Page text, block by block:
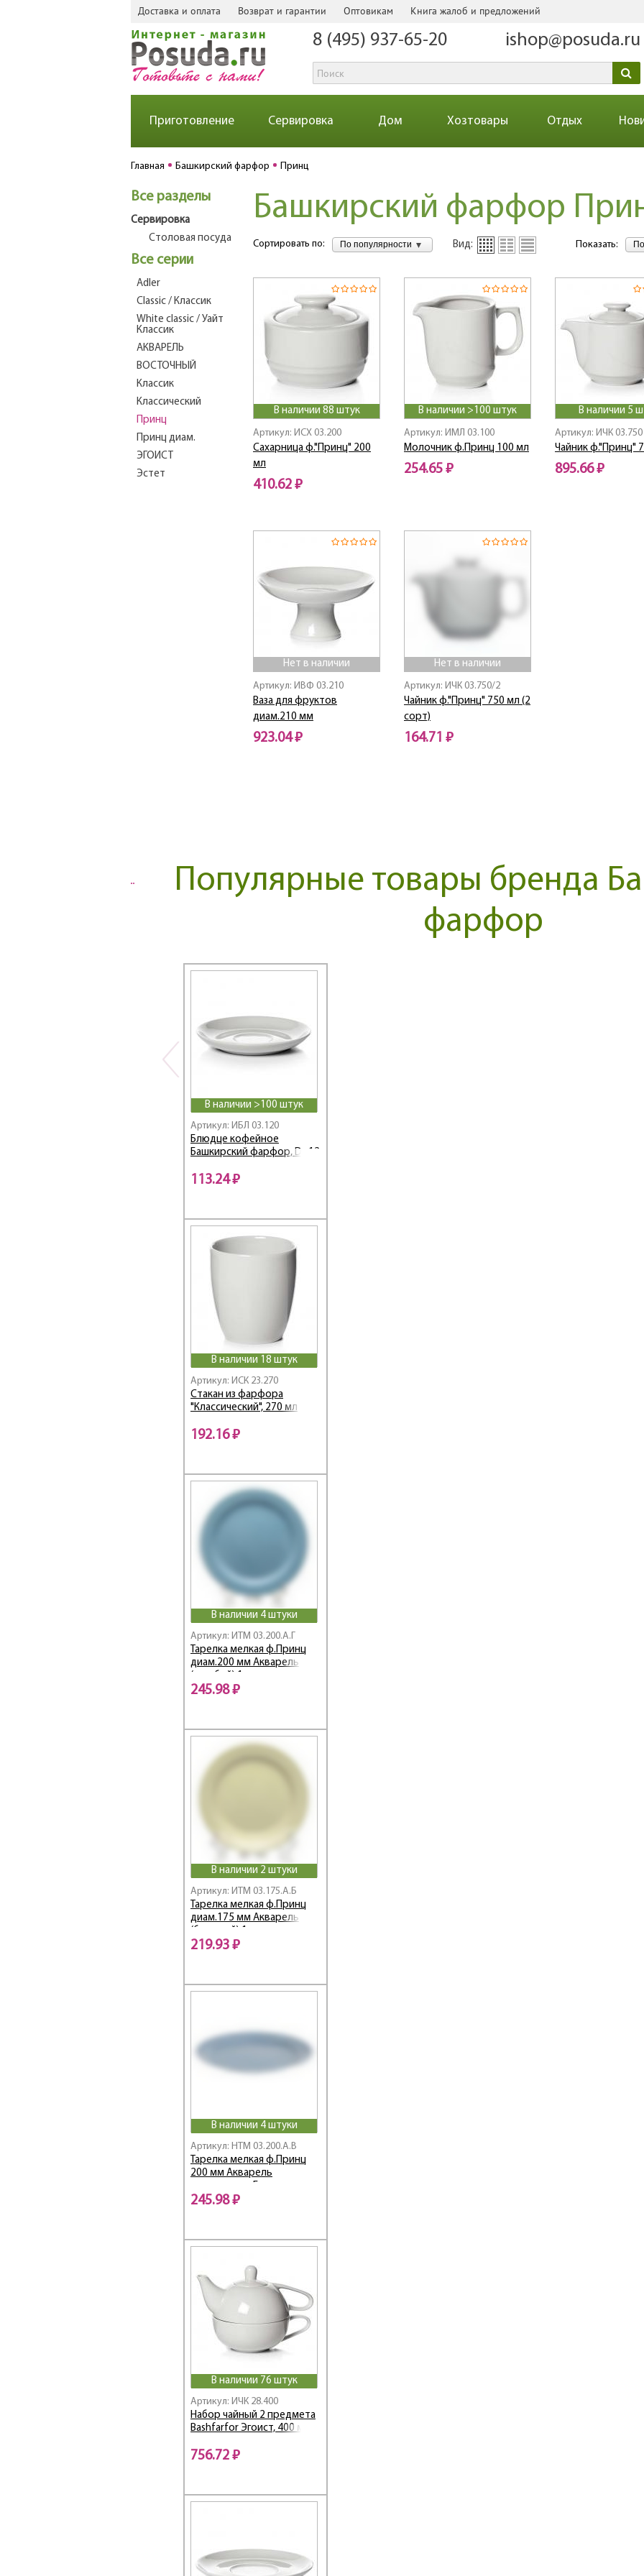
Доставка и оплата Возврат и гарантии Оптовикам Книга жалоб и предложений
8 (495) 937-65-20 ishop@posuda.ru
Приготовление Сервировка Дом Хозтовары Отдых
Главная Башкирский фарфор Принц
Все разделы
Сервировка
Столовая посуда
Все серии
Adler
Classic / Классик
White classic / Уайт
Классик
АКВАРЕЛЬ
ВОСТОЧНЫЙ
Классик
Классический
Принц
Принц диам.
ЭГОИСТ
Эстет
Башкирский фарфор
Сортировать по: По популярности Вид: Показать:
В наличии 88 штук
Артикул: ИСХ 03.200
Сахарница ф."Принц" 200
мл
410.62 ₽
В наличии >100 штук
Артикул: ИМЛ 03.100
Молочник ф.Принц 100 мл
254.65 ₽
В наличии 5
Артикул: ИЧК 03.750
Чайник ф."Принц"
895.66 ₽
Нет в наличии
Артикул: ИВФ 03.210
Ваза для фруктов
диам.210 мм
923.04 ₽
Нет в наличии
Артикул: ИЧК 03.750/2
Чайник ф."Принц" 750 мл (2
сорт)
164.71 ₽
Популярные товары бренда
фарфор
В наличии >100 штук
Артикул: ИБЛ 03.120
Блюдце кофейное
Башкирский фарфор, D=12
113.24 ₽
В наличии 18 штук
Артикул: ИСК 23.270
Стакан из фарфора
"Классический", 270 мл
192.16 ₽
В наличии 4 штуки
Артикул: ИТМ 03.200.А.Г
Тарелка мелкая ф.Принц
диам.200 мм Акварель
245.98 ₽
В наличии 2 штуки
Артикул: ИТМ 03.175.А.Б
Тарелка мелкая ф.Принц
диам.175 мм Акварель
219.93 ₽
В наличии 4 штуки
Артикул: НТМ 03.200.А.В
Тарелка мелкая ф.Принц
200 мм Акварель
фарфор
245.98 ₽
В наличии 76 штук
Артикул: ИЧК 28.400
Набор чайный 2 предмета
Bashfarfor Эгоист, 400 мл
756.72 ₽